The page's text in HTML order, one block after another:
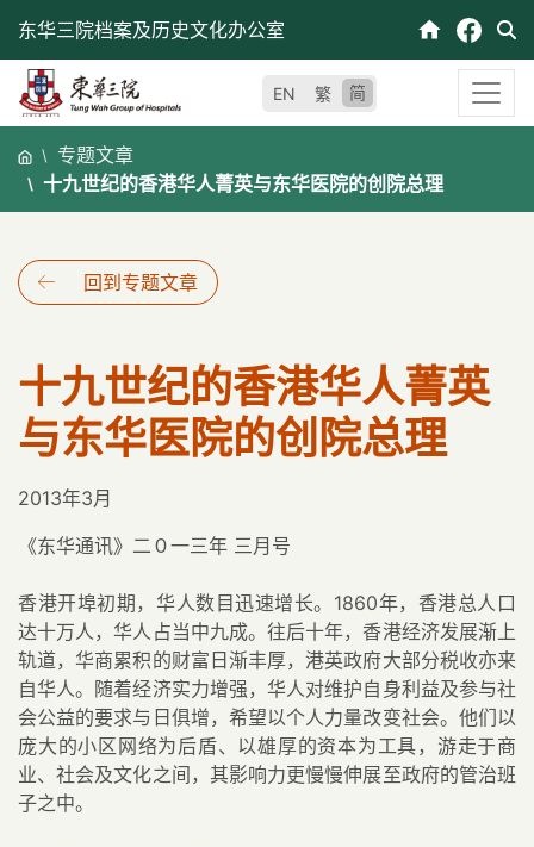
东华三院档案及历史文化办公室
EN 繁 简
专题文章
十九世纪的香港华人菁英与东华医院的创院总理
回到专题文章
十九世纪的香港华人菁英
与东华医院的创院总理
2013年3月
《东华通讯》二０一三年 三月号
香港开埠初期，华人数目迅速增长。1860年，香港总人口
达十万人，华人占当中九成。往后十年，香港经济发展渐上
轨道，华商累积的财富日渐丰厚，港英政府大部分税收亦来
自华人。随着经济实力增强，华人对维护自身利益及参与社
会公益的要求与日俱增，希望以个人力量改变社会。他们以
庞大的小区网络为后盾、以雄厚的资本为工具，游走于商
业、社会及文化之间，其影响力更慢慢伸展至政府的管治班
子之中。